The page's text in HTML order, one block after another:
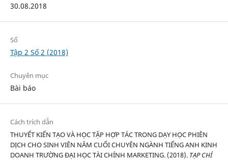
30.08.2018
Số
Tập 2 Số 2 (2018)
Chuyên mục
Bài báo
Cách trích dẫn
THUYẾT KIẾN TẠO VÀ HỌC TẬP HỢP TÁC TRONG DẠY HỌC PHIÊN
DỊCH CHO SINH VIÊN NĂM CUỐI CHUYÊN NGÀNH TIẾNG ANH KINH
DOANH TRƯỜNG ĐẠI HỌC TÀI CHÍNH MARKETING. (2018). TẠP CHÍ